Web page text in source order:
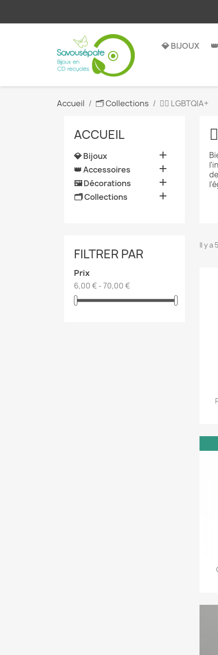
💎 BIJOUX
Accueil 🗂️ Collections 🏳️‍🌈 LGBTQIA+
ACCUEIL
💎 Bijoux 
👑 Accessoires 
🖼️ Décorations 
🗂️ Collections 
FILTRER PAR
Prix
6,00 € - 70,00 €
Il y a